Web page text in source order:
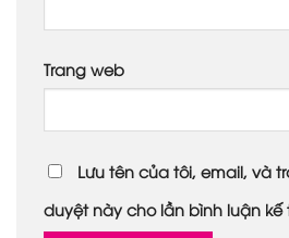
Trang web
Lưu tên của tôi, email, và
duyệt này cho lần bình luận kế